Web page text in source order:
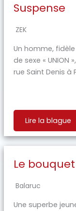
Suspense
ZEK
Un homme,
de sexe « UNION
rue Saint Denis à
Lire la blague
Le
Balaruc
Une superbe